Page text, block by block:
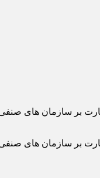
بر سازمان های
بر سازمان های